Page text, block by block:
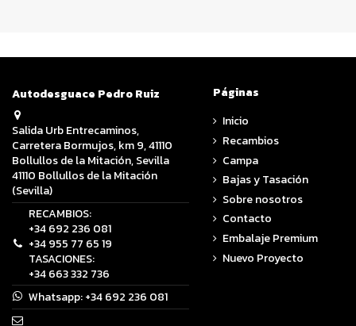
Autodesguace Pedro Ruiz
Salida Urb Entrecaminos,
Carretera Bormujos, km 9, 41110
Bollullos de la Mitación, Sevilla
41110 Bollullos de la Mitación
(Sevilla)
RECAMBIOS:
+34 692 236 081
+34 955 77 65 19
TASACIONES:
+34 663 332 736
Whatsapp:+34 692 236 081
Páginas
Inicio
Recambios
Campa
Bajas y Tasación
Sobre nosotros
Contacto
Embalaje Premium
Nuevo Proyecto